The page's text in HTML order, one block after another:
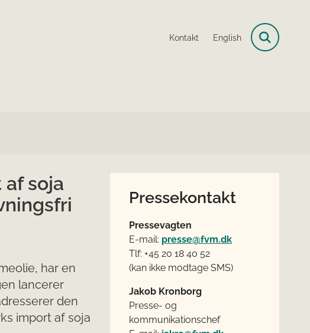
Kontakt English
soja
har en
lancerer
den
import af soja
Pressekontakt
Pressevagten
E-mail: presse@fvm.dk
Tlf: +45 20 18 40 52
(kan ikke modtage SMS)
Jakob Kronborg
Presse- og
kommunikationschef